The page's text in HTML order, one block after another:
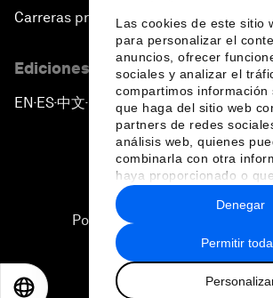
Las cookies de este sitio
para personalizar el
anuncios, ofrecer
sociales y analizar el
compartimos información
que haga del sitio web
partners de redes
análisis web, quienes
combinarla con otra
haya proporcionado o
recopilado a partir del uso
hecho de sus servicios.
Permitir
Denegar
Carreras profesionales
Ediciones en otros idiomas
EN ▪ES▪中文▪ 日本語
Política de privacidad y
Sitemap
2026 Foro Económico